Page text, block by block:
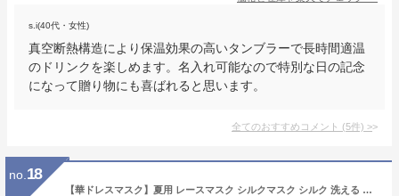
s.i(40代・女性)
真空断熱構造により保温効果の高いタンブラーで長時間適温
のドリンクを楽しめます。名入れ可能なので特別な日の記念
になって贈り物にも喜ばれると思います。
全てのおすすめコメント (5件) >
no. 18
【華ドレスマスク】夏用 レースマスク シルクマスク シルク 洗える 涼しい レース 日本製 外出用 布マスク 絹 かわいい おしゃれ おすすめ 可愛い 在庫あり 白 黒 ピンク パープル おしゃれマスク マスクケース プレゼント カラー 個包装 メッシュ 立体 薔薇 美人 メイク